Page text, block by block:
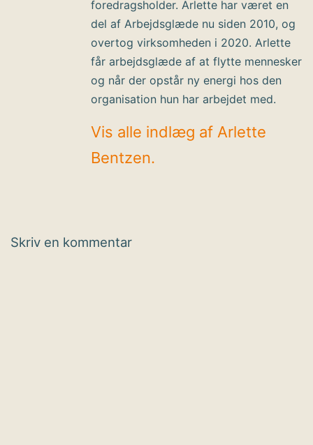
foredragsholder. Arlette har været en
del af Arbejdsglæde nu siden 2010, og
overtog virksomheden i 2020. Arlette
får arbejdsglæde af at flytte mennesker
og når der opstår ny energi hos den
organisation hun har arbejdet med.
Vis alle indlæg af Arlette
Bentzen.
Skriv en kommentar